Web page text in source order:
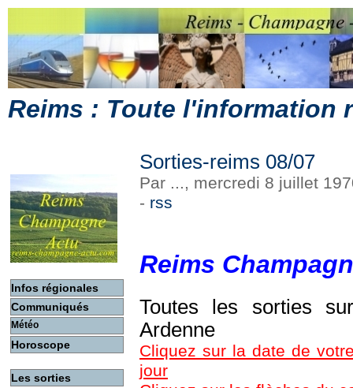
Reims : Toute l'information
Infos régionales
Communiqués
Météo
Horoscope
Les sorties
Sorties-reims 08/07
Par ..., mercredi 8 juillet
- rss
Reims
Toutes les sorties
Ardenne
Cliquez sur la date de
jour